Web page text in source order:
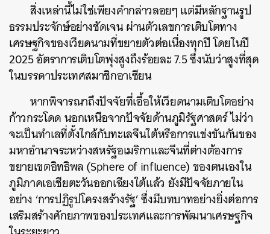
สิ่งเหล่านี้ไม่ใช่เพียงคำกล่าวลอยๆ แต่มีหลักฐานรูป
ธรรมประจักษ์อย่างชัดเจน ผ่านตัวเลขการเติบโตทาง
เศรษฐกิจของเวียดนามที่ขยายตัวต่อเนื่องทุกปี โดยในปี
2025 อัตราการเติบโตพุ่งสูงถึงร้อยละ 7.5 ซึ่งนับว่าสูงที่สุด
ในบรรดาประเทศสมาชิกอาเซียน
หากพิจารณาถึงปัจจัยที่เอื้อให้เวียดนามเติบโตอย่าง
ก้าวกระโดด นอกเหนือจากปัจจัยด้านภูมิรัฐศาสตร์ ไม่ว่า
จะเป็นทำเลที่ตั้งใกล้กับทะเลจีนใต้หรือการแข่งขันกันของ
มหาอำนาจระหว่างสหรัฐอเมริกาและจีนที่ต่างต้องการ
ขยายเขตอิทธิพล (Sphere of influence) ของตนเองใน
ภูมิภาคเอเชียตะวันออกเฉียงใต้แล้ว ยังมีปัจจัยภายใน
อย่าง ‘การปฏิรูปโครงสร้างรัฐ’ ซึ่งมีบทบาทอย่างยิ่งต่อการ
เสริมสร้างศักยภาพของประเทศและการพัฒนาเศรษฐกิจ